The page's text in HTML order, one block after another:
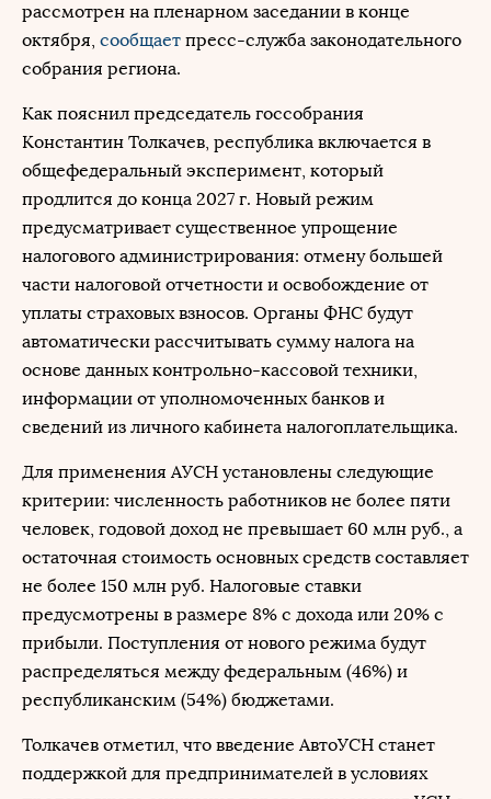
рассмотрен на пленарном заседании в конце
октября, сообщает пресс-служба законодательного
собрания региона.
Как пояснил председатель госсобрания
Константин Толкачев, республика включается в
общефедеральный эксперимент, который
продлится до конца 2027 г. Новый режим
предусматривает существенное упрощение
налогового администрирования: отмену большей
части налоговой отчетности и освобождение от
уплаты страховых взносов. Органы ФНС будут
автоматически рассчитывать сумму налога на
основе данных контрольно-кассовой техники,
информации от уполномоченных банков и
сведений из личного кабинета налогоплательщика.
Для применения АУСН установлены следующие
критерии: численность работников не более пяти
человек, годовой доход не превышает 60 млн руб., а
остаточная стоимость основных средств составляет
не более 150 млн руб. Налоговые ставки
предусмотрены в размере 8% с дохода или 20% с
прибыли. Поступления от нового режима будут
распределяться между федеральным (46%) и
республиканским (54%) бюджетами.
Толкачев отметил, что введение АвтоУСН станет
поддержкой для предпринимателей в условиях